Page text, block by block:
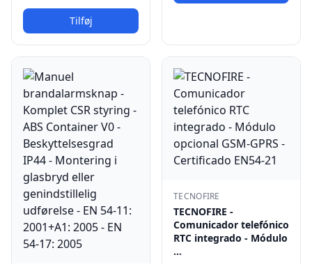
Tilføj
TECNOFIRE
TECNOFIRE -
Comunicador telefónico
RTC integrado - Módulo
…